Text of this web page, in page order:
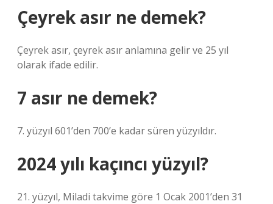
Çeyrek asır ne demek?
Çeyrek asır, çeyrek asır anlamına gelir ve 25 yıl
olarak ifade edilir.
7 asır ne demek?
7. yüzyıl 601’den 700’e kadar süren yüzyıldır.
2024 yılı kaçıncı yüzyıl?
21. yüzyıl, Miladi takvime göre 1 Ocak 2001’den 31